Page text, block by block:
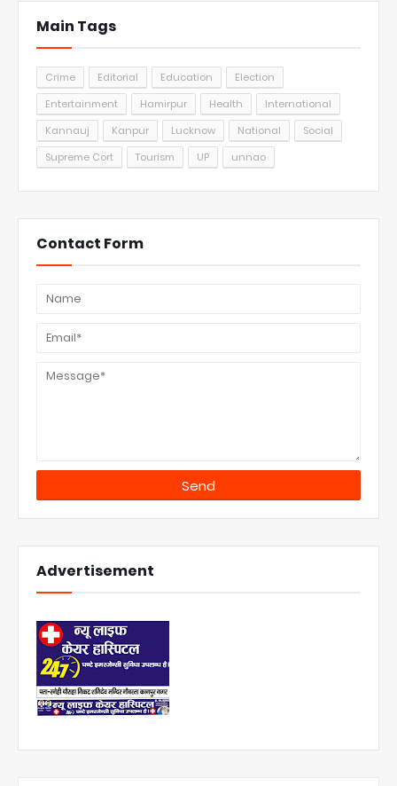
Main Tags
Crime Editorial Education
Election
Entertainment
Hamirpur Health
International
Kannauj
Kanpur Lucknow National
Social
Supreme Cort
Tourism UP unnao
Contact Form
Advertisement